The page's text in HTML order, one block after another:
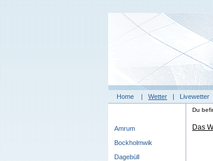
Home|Wetter|Livewetter
Amrum
Bockholmwik
Dagebüll
Du
Das